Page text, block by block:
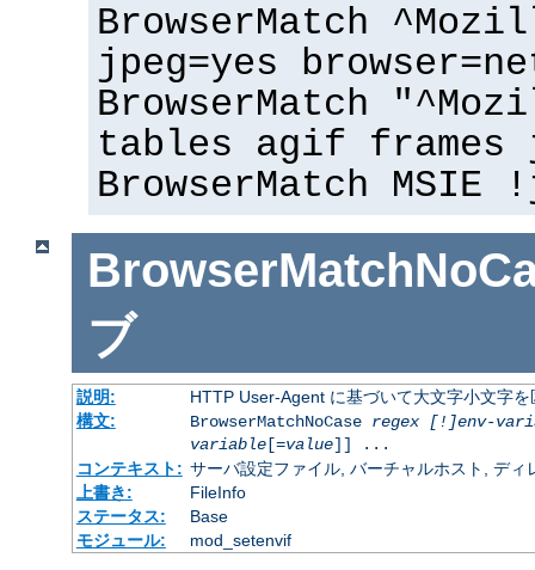
BrowserMatch
jpeg=yes
BrowserMatch
tables agif frames
BrowserMatch
ブ
説明:
HTTP User-Agent に基づいて大文字小文字
構文:
BrowserMatchNoCase regex [!]env-
variable[=value]] ...
コンテキスト: サーバ設定ファイル, バーチャルホスト, ディ
上書き:
FileInfo
ステータス:
Base
モジュール:
mod_setenvif